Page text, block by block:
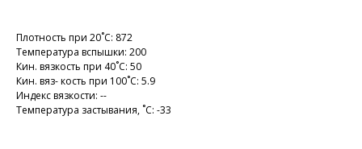
Плотность при 20˚С: 872
Температура вспышки: 200
Кин. вязкость при 40˚С: 50
Кин. вяз- кость при 100˚С: 5.9
Индекс вязкости: --
Температура застывания, ˚С: -33